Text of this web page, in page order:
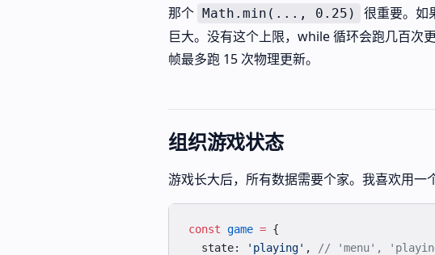
那个 Math.min(..., 0.25) 很重要。如
巨大。没有这个上限，while 循环会跑几百次
帧最多跑 15 次物理更新。
组织游戏状态
游戏长大后，所有数据需要个家。我喜欢用一
const game = {
  state:
'playing' ,
// 'menu',